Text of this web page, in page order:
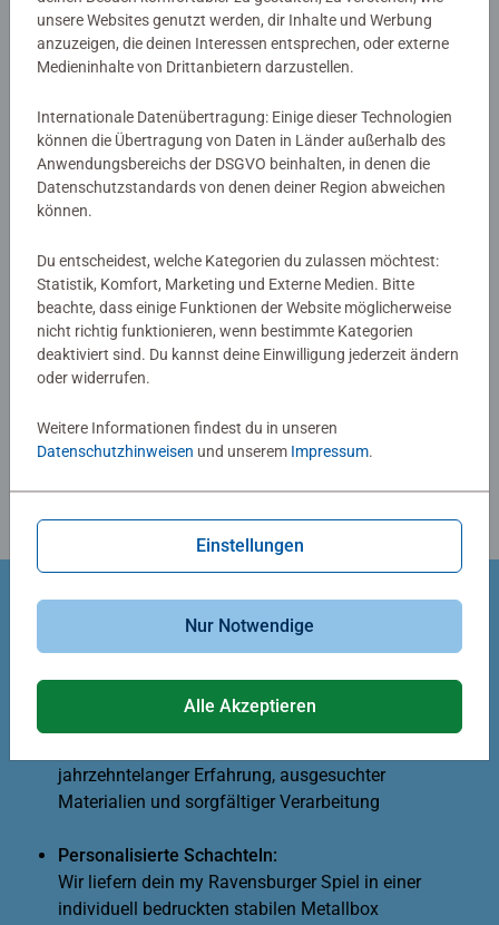
Individuelle Spiele
– eine originelle Geschenkidee
Viele Fotos sind einfach zu schade fürs Archiv.
Erinnerung: Mit unserem Produkt-Designer kannst du
Ravensburger Spiele selbst gestalten . Verleihe
Spielkartenmit deinen Bildern eine persönliche Note.
Selbstverständlich wird auch die Metallbox für jedes
personalisierte Spiel individuell bedruckt.
personalisiertes Spiel
ist ein perfektes Geschenk – zu
jedem Anlass. Ob zur Hochzeit, zum Geburtstag oder zu
eigenen Fotosist immer etwas ganz Besonderes.
Spielspaß für jedes Alter
jahrzehntelanger Erfahrung, ausgesuchter
Materialien und sorgfältiger Verarbeitung
Personalisierte Schachteln:
Wir liefern dein my Ravensburger Spiel in einer
individuell bedruckten stabilen Metallbox
unsere Websites genutzt werden, dir Inhalte und Werbung
anzuzeigen, die deinen Interessen entsprechen, oder externe
Medieninhalte von Drittanbietern darzustellen.
Internationale Datenübertragung: Einige dieser Technologien
können die Übertragung von Daten in Länder außerhalb des
Anwendungsbereichs der DSGVO beinhalten, in denen die
Datenschutzstandards von denen deiner Region abweichen
können.
Du entscheidest, welche Kategorien du zulassen möchtest:
Statistik, Komfort, Marketing und Externe Medien. Bitte
beachte, dass einige Funktionen der Website möglicherweise
nicht richtig funktionieren, wenn bestimmte Kategorien
deaktiviert sind. Du kannst deine Einwilligung jederzeit ändern
oder widerrufen.
Weitere Informationen findest du in unseren
Datenschutzhinweisen und unserem Impressum.
Einstellungen
Nur Notwendige
Alle Akzeptieren